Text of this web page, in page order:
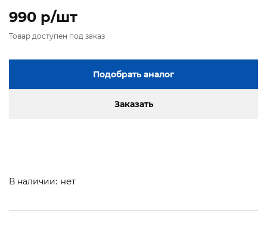
990 p/шт
Товар доступен под заказ
Подобрать аналог
Заказать
В наличии: нет